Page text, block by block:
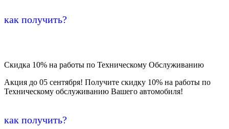
как получить?
Скидка 10% на работы по Техническому Обслуживанию
Акция до 05 сентября! Получите скидку 10% на работы по
Техническому обслуживанию Вашего автомобиля!
как получить?